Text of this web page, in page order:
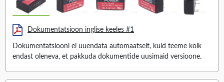
Dokumentatsioon inglise keeles #1
Dokumentatsiooni ei uuendata automaatselt, kuid teeme kõik
endast oleneva, et pakkuda dokumentide uusimaid versioone.